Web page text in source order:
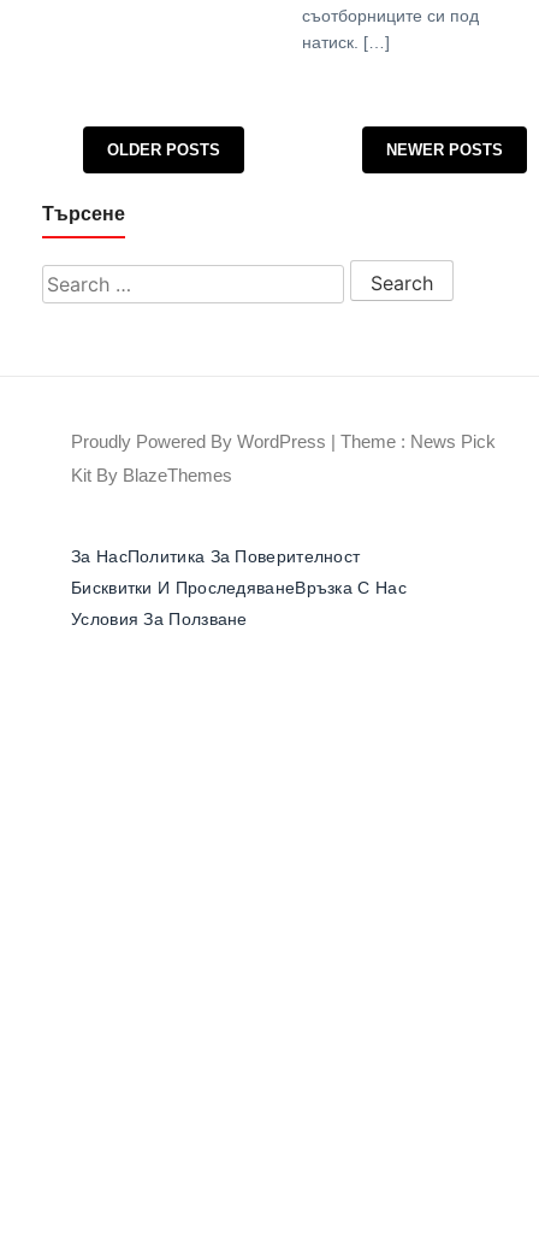
съотборниците си под
натиск. […]
Posts navigation
OLDER POSTS NEWER POSTS
Търсене
Search for:
Proudly Powered By WordPress | Theme : News Pick
Kit By BlazeThemes
За НасПолитика За Поверителност
Бисквитки И ПроследяванеВръзка С Нас
Условия За Ползване